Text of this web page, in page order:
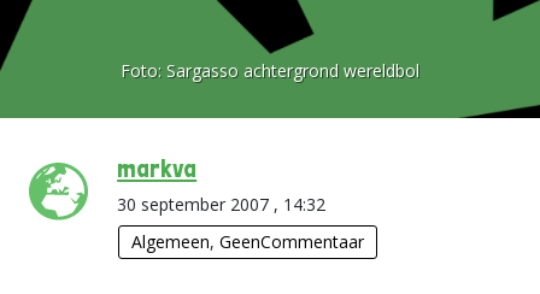
Foto: Sargasso achtergrond wereldbol
markva
30 september 2007 , 14:32
Algemeen,GeenCommentaar